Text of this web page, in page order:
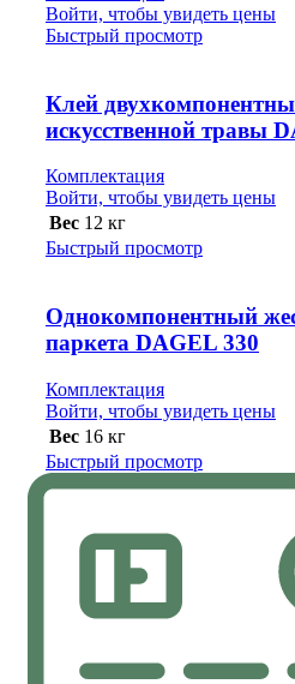
Войти, чтобы увидеть цены
Быстрый просмотр
Клей
искусственной травы
Комплектация
Войти, чтобы увидеть цены
Вес 12 кг
Быстрый просмотр
Однокомпонентный
паркета DAGEL 330
Комплектация
Войти, чтобы увидеть цены
Вес 16 кг
Быстрый просмотр